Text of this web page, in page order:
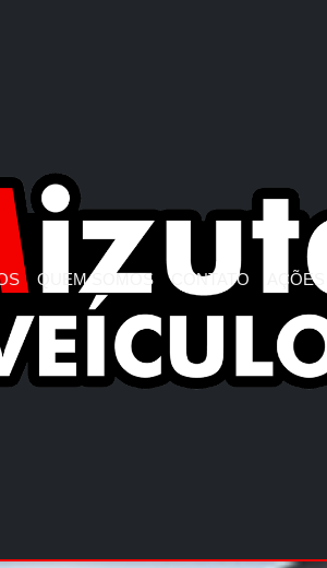
QUEM SOMOS CONTATO